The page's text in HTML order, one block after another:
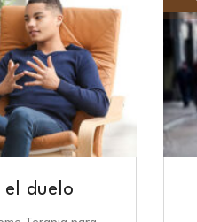
el duelo